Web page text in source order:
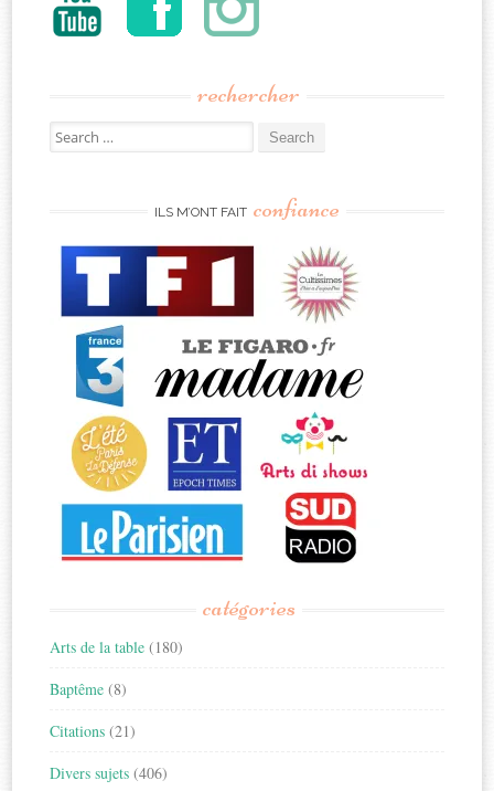
rechercher
Search
for:
ILS M’ONT FAIT confiance
catégories
Arts de la table (180)
Baptême (8)
Citations (21)
Divers sujets (406)